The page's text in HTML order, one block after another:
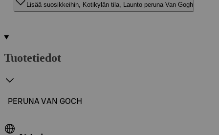
Lisää suosikkeihin, Kotikylän tila, Launto peruna Van Gogh
Tuotetiedot
PERUNA VAN GOCH